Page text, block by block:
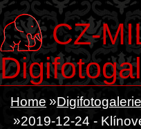
CZ-
Home Digifotogalerie
2019-12-24 -